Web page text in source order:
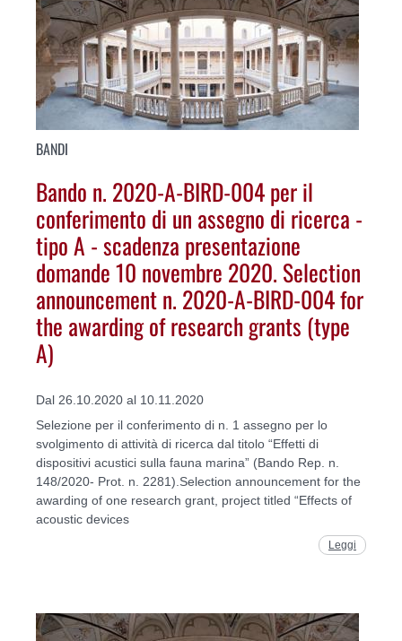
BANDI
Bando n. 2020-A-BIRD-004 per il
conferimento di un assegno di ricerca -
tipo A - scadenza presentazione
domande 10 novembre 2020. Selection
announcement n. 2020-A-BIRD-004 for
the awarding of research grants (type
A)
Dal 26.10.2020 al 10.11.2020
Selezione per il conferimento di n. 1 assegno per lo
svolgimento di attività di ricerca dal titolo “Effetti di
dispositivi acustici sulla fauna marina” (Bando Rep. n.
148/2020- Prot. n. 2281).Selection announcement for the
awarding of one research grant, project titled “Effects of
acoustic devices
Leggi